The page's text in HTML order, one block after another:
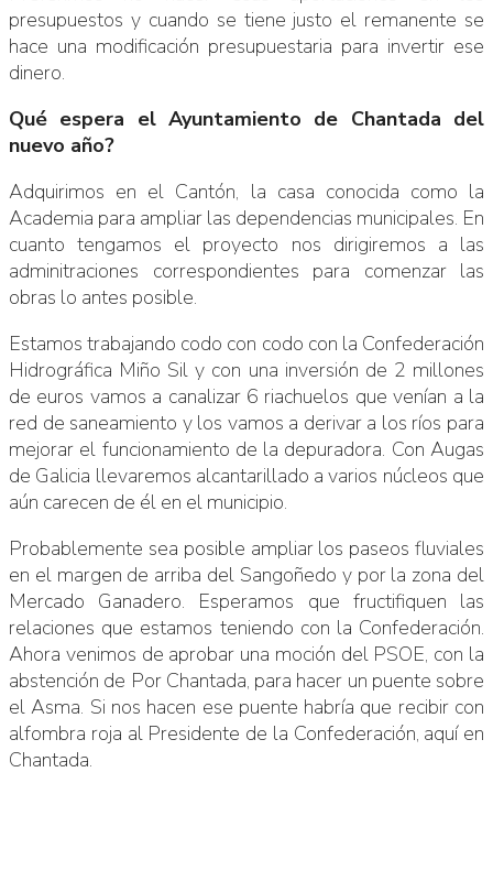
presupuestos y cuando se tiene justo el remanente se
hace una modificación presupuestaria para invertir ese
dinero.
Qué espera el Ayuntamiento de Chantada del
nuevo año?
Adquirimos en el Cantón, la casa conocida como la
Academia para ampliar las dependencias municipales. En
cuanto tengamos el proyecto nos dirigiremos a las
adminitraciones correspondientes para comenzar las
obras lo antes posible.
Estamos trabajando codo con codo con la Confederación
Hidrográfica Miño Sil y con una inversión de 2 millones
de euros vamos a canalizar 6 riachuelos que venían a la
red de saneamiento y los vamos a derivar a los ríos para
mejorar el funcionamiento de la depuradora. Con Augas
de Galicia llevaremos alcantarillado a varios núcleos que
aún carecen de él en el municipio.
Probablemente sea posible ampliar los paseos fluviales
en el margen de arriba del Sangoñedo y por la zona del
Mercado Ganadero. Esperamos que fructifiquen las
relaciones que estamos teniendo con la Confederación.
Ahora venimos de aprobar una moción del PSOE, con la
abstención de Por Chantada, para hacer un puente sobre
el Asma. Si nos hacen ese puente habría que recibir con
alfombra roja al Presidente de la Confederación, aquí en
Chantada.